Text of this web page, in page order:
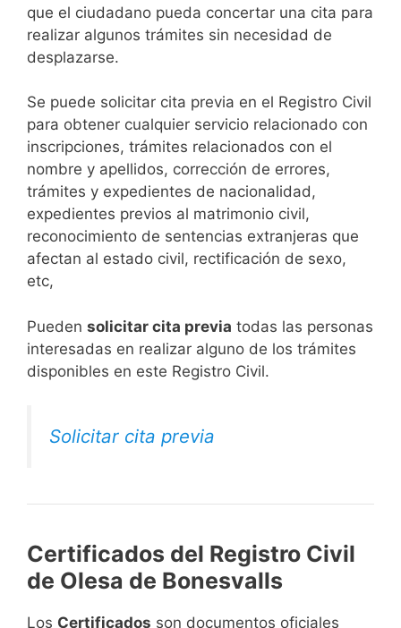
que el ciudadano pueda concertar una cita para
realizar algunos trámites sin necesidad de
desplazarse.​
Se puede solicitar cita previa en el Registro Civil
para obtener cualquier servicio relacionado con
inscripciones, trámites relacionados con el
nombre y apellidos, corrección de errores,
trámites y expedientes de nacionalidad,
expedientes previos al matrimonio civil,
reconocimiento de sentencias extranjeras que
afectan al estado civil, rectificación de sexo,
etc,
​Pueden solicitar cita previa todas las personas
interesadas en realizar alguno de los trámites
disponibles en este Registro Civil.​
Solicitar cita previa
Certificados del Registro Civil
de Olesa de Bonesvalls
Los Certificados son documentos oficiales